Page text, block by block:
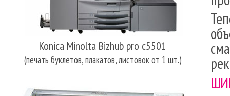
Konica Minolta Bizhub pro c5501
(печать буклетов, плакатов, листовок от 1 шт.)